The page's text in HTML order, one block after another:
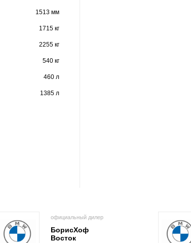
1513 мм
1715 кг
2255 кг
540 кг
460 л
1385 л
официальный дилер
БорисХоф
Восток